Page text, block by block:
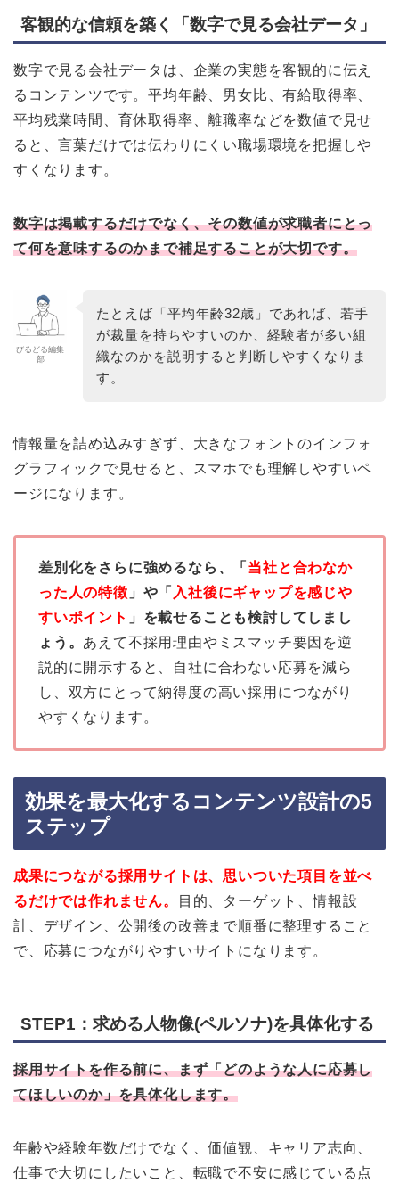
客観的な信頼を築く「数字で見る会社データ」
数字で見る会社データは、企業の実態を客観的に伝え
るコンテンツです。平均年齢、男女比、有給取得率、
平均残業時間、育休取得率、離職率などを数値で見せ
ると、言葉だけでは伝わりにくい職場環境を把握しや
すくなります。
数字は掲載するだけでなく、その数値が求職者にとっ
て何を意味するのかまで補足することが大切です。
びるどる編集
部
たとえば「平均年齢32歳」であれば、若手
が裁量を持ちやすいのか、経験者が多い組
織なのかを説明すると判断しやすくなりま
す。
情報量を詰め込みすぎず、大きなフォントのインフォ
グラフィックで見せると、スマホでも理解しやすいペ
ージになります。
差別化をさらに強めるなら、「 当社と合わなか
った人の特徴 」や「 入社後にギャップを感じや
すいポイント 」を載せることも検討してしまし
ょう。 あえて不採用理由やミスマッチ要因を逆
説的に開示すると、自社に合わない応募を減ら
し、双方にとって納得度の高い採用につながり
やすくなります。
効果を最大化するコンテンツ設計の5
ステップ
成果につながる採用サイトは、思いついた項目を並べ
るだけでは作れません。
目的、ターゲット、情報設
計、デザイン、公開後の改善まで順番に整理すること
で、応募につながりやすいサイトになります。
STEP1：求める人物像(ペルソナ)を具体化する
採用サイトを作る前に、まず「どのような人に応募し
てほしいのか」を具体化します。
年齢や経験年数だけでなく、価値観、キャリア志向、
仕事で大切にしたいこと、転職で不安に感じている点